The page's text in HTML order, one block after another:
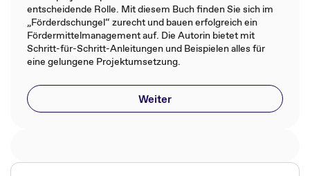
entscheidende Rolle. Mit diesem Buch finden Sie sich im
„Förderdschungel“ zurecht und bauen erfolgreich ein
Fördermittelmanagement auf. Die Autorin bietet mit
Schritt-für-Schritt-Anleitungen und Beispielen alles für
eine gelungene Projektumsetzung.
Weiter